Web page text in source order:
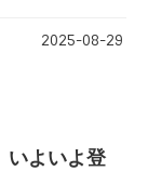
2025-08-29
いよいよ登